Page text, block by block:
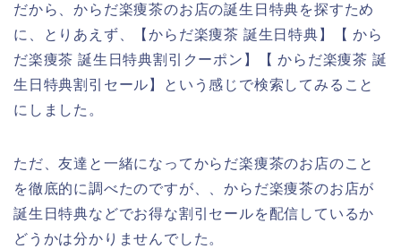
だから、からだ楽痩茶のお店の誕生日特典を探すため
に、とりあえず、【からだ楽痩茶 誕生日特典】【 から
だ楽痩茶 誕生日特典割引クーポン】【 からだ楽痩茶 誕
生日特典割引セール】という感じで検索してみること
にしました。
ただ、友達と一緒になってからだ楽痩茶のお店のこと
を徹底的に調べたのですが、、からだ楽痩茶のお店が
誕生日特典などでお得な割引セールを配信しているか
どうかは分かりませんでした。